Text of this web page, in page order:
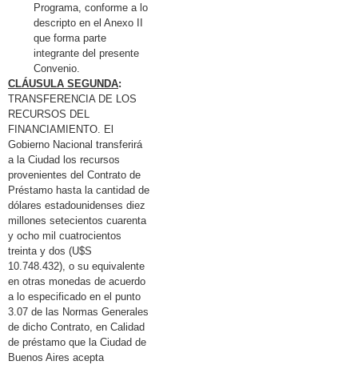
Programa, conforme a lo
descripto en el Anexo II
que forma parte
integrante del presente
Convenio.
CLÁUSULA SEGUNDA:
TRANSFERENCIA DE LOS
RECURSOS DEL
FINANCIAMIENTO. El
Gobierno Nacional transferirá
a la Ciudad los recursos
provenientes del Contrato de
Préstamo hasta la cantidad de
dólares estadounidenses diez
millones setecientos cuarenta
y ocho mil cuatrocientos
treinta y dos (U$S
10.748.432), o su equivalente
en otras monedas de acuerdo
a lo especificado en el punto
3.07 de las Normas Generales
de dicho Contrato, en Calidad
de préstamo que la Ciudad de
Buenos Aires acepta